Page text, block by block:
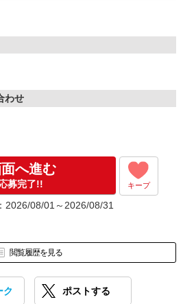
わせ
へ進む
募完了!! キープ
2026/08/01～2026/08/31
閲覧履歴を見る
ク ポストする